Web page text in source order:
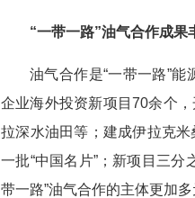
“一带一路”油气合作成果
油气合作是“一带一路”
企业海外投资新项目70余个
拉深水油田等；建成伊拉克
一批“中国名片”；新项目三分
带一路”油气合作的主体更加多